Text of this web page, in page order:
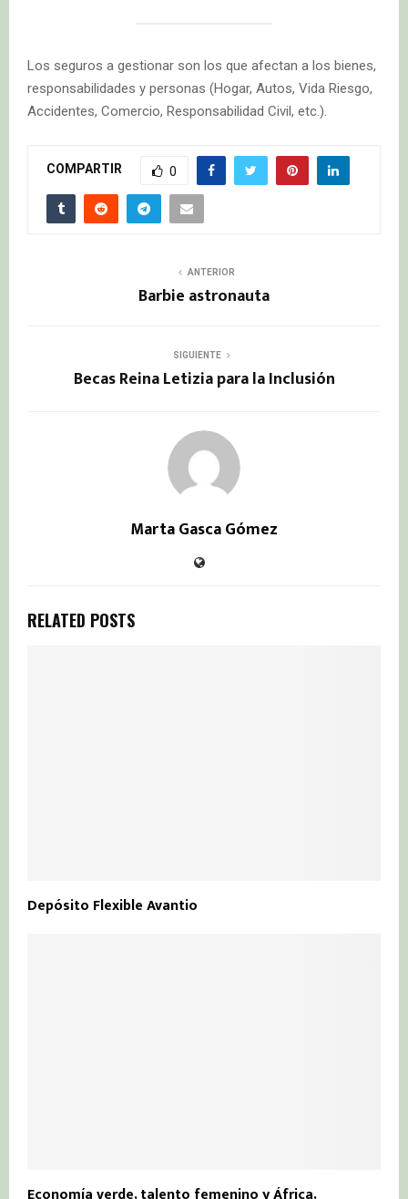
Los seguros a gestionar son los que afectan a los bienes,
responsabilidades y personas (Hogar, Autos, Vida Riesgo,
Accidentes, Comercio, Responsabilidad Civil, etc.).
COMPARTIR 0
ANTERIOR
Barbie astronauta
SIGUIENTE
Becas Reina Letizia para la Inclusión
Marta Gasca Gómez
RELATED POSTS
Depósito Flexible Avantio